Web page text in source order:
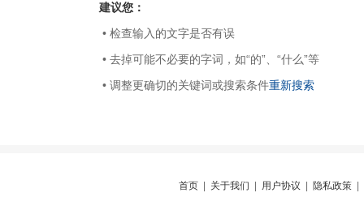
建议您：
• 检查输入的文字是否有误
• 去掉可能不必要的字词，如“的”、“什么”等
• 调整更确切的关键词或搜索条件重新搜索
首页 关于我们 用户协议 隐私政策